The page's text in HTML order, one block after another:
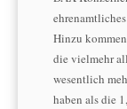
Hinzu
die vielmehr
wesentlich
haben als die